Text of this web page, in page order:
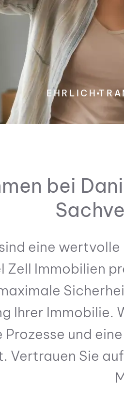
wird mit
EHRLICH
bei
eine
Zell Immobilien
Ihrer Immobilie.
und
Vertrauen Sie